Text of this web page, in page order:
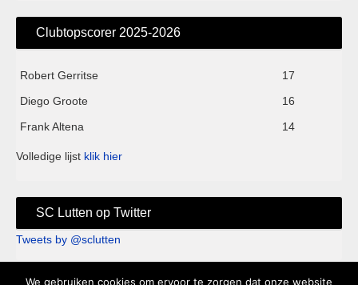
Clubtopscorer 2025-2026
Robert Gerritse
17
Diego Groote
16
Frank Altena
14
Volledige lijst klik hier
SC Lutten op Twitter
Tweets by @sclutten
We gebruiken cookies om ervoor te zorgen dat onze website